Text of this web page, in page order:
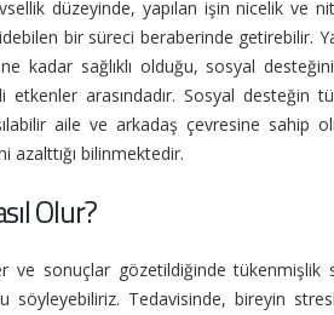
düzeyinde, yapılan işin nicelik ve
bir süreci beraberinde getirebilir.
kadar sağlıklı olduğu, sosyal
etkenler arasındadır. Sosyal desteğin
aile ve arkadaş çevresine sahip
azalttığı bilinmektedir.
Olur?
ve sonuçlar gözetildiğinde
söyleyebiliriz. Tedavisinde, bireyin